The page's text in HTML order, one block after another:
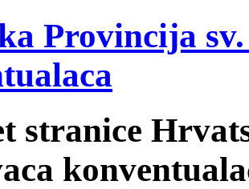
Provincija
stranice